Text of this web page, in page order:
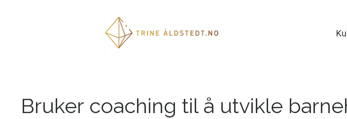
Bruker coaching til å utvikle